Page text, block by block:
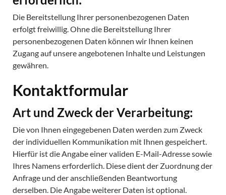
Die Bereitstellung Ihrer personenbezogenen Daten
erfolgt freiwillig. Ohne die Bereitstellung Ihrer
personenbezogenen Daten können wir Ihnen keinen
Zugang auf unsere angebotenen Inhalte und Leistungen
gewähren.
Kontaktformular
Art und Zweck der Verarbeitung:
Die von Ihnen eingegebenen Daten werden zum Zweck
der individuellen Kommunikation mit Ihnen gespeichert.
Hierfür ist die Angabe einer validen E-Mail-Adresse sowie
Ihres Namens erforderlich. Diese dient der Zuordnung der
Anfrage und der anschließenden Beantwortung
derselben. Die Angabe weiterer Daten ist optional.